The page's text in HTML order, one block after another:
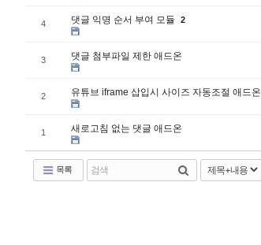
4 댓글 익명 순서 부여 모듈 2
3 댓글 첨부파일 제한 애드온
2 유튜브 iframe 삽입시 사이즈 자동조절 애드온
1 새로고침 없는 댓글 애드온
목록